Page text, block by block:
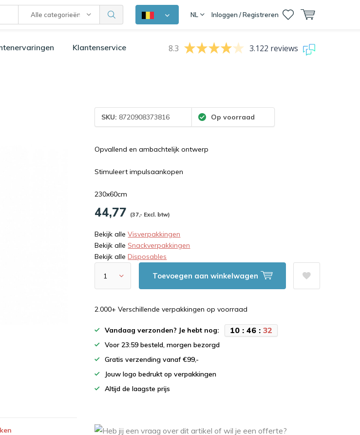
Alle categorieën NL Inloggen / Registreren
Klantenservice 8.3 3.122 reviews
SKU: 8720908373816 Op voorraad
Opvallend en ambachtelijk ontwerp
Stimuleert impulsaankopen
230x60cm
44,77 (37,- Excl. btw)
Bekijk alleVisverpakkingen
Bekijk alleSnackverpakkingen
Bekijk alleDisposables
Toevoegen aan winkelwagen
2.000+ Verschillende verpakkingen op voorraad
Vandaag verzonden? Je hebt nog: 10 :46 :31
Voor 23:59 besteld, morgen bezorgd
Gratis verzending vanaf €99,-
Jouw logo bedrukt op verpakkingen
Altijd de laagste prijs